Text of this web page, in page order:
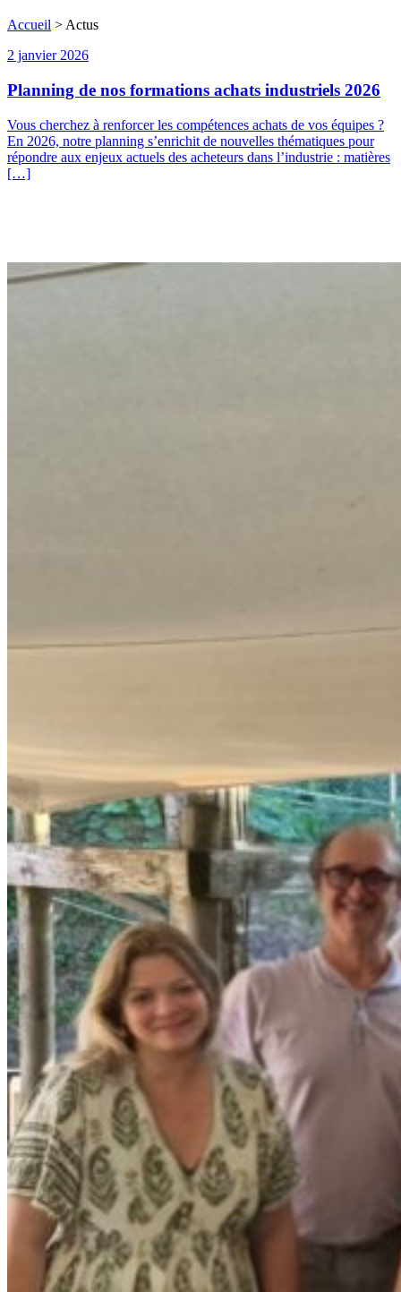
Accueil > Actus
2 janvier 2026
Planning de nos formations achats industriels 2026
Vous cherchez à renforcer les compétences achats de vos équipes ?
En 2026, notre planning s’enrichit de nouvelles thématiques pour
répondre aux enjeux actuels des acheteurs dans l’industrie : matières
[…]